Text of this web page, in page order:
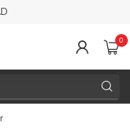
0